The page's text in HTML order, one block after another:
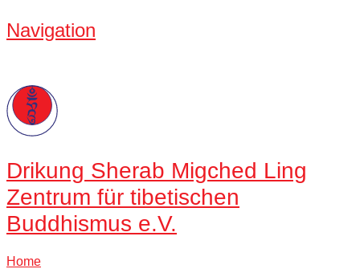
Navigation
Drikung Sherab Migched Ling
Zentrum für tibetischen
Buddhismus e.V.
Home